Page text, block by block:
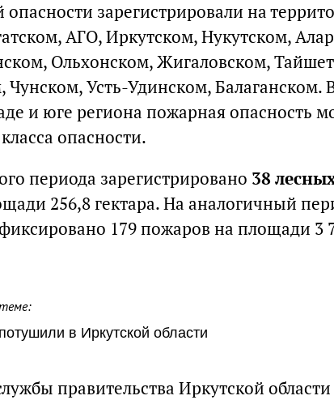
зарегистрировали на
АГО, Иркутском, Нукутском,
Ольхонском, Жигаловском,
Усть-Удинском, Балаганском.
и юге региона пожарная опасность
опасности.
периода зарегистрировано 38
256,8 гектара. На аналогичный
179 пожаров на площади 3
в Иркутской области
правительства Иркутской области